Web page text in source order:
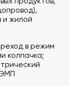
и жилой
в режим
колпачка;